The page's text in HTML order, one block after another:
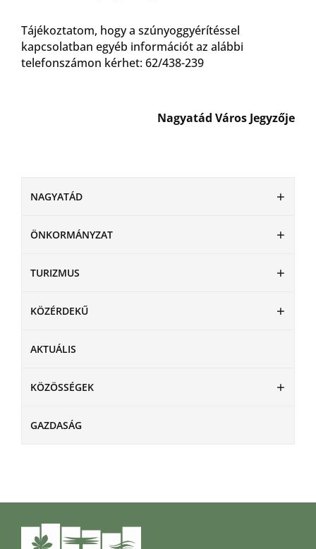
NAGYATÁD
ÖNKORMÁNYZAT
TURIZMUS
KÖZÉRDEKŰ
AKTUÁLIS
KÖZÖSSÉGEK
GAZDASÁG
Tájékoztatom, hogy a szúnyoggyérítéssel
kapcsolatban egyéb információt az alábbi
telefonszámon kérhet: 62/438-239
Nagyatád Város Jegyzője